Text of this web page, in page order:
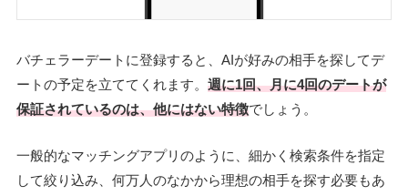
バチェラーデートに登録すると、AIが好みの相手を探してデ
ートの予定を立ててくれます。 週に1回、月に4回のデートが
保証されているのは、他にはない特徴でしょう。
一般的なマッチングアプリのように、細かく検索条件を指定
して絞り込み、何万人のなかから理想の相手を探す必要もあ